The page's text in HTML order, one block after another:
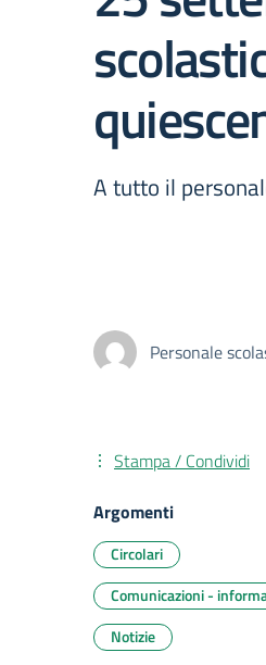
A tutto il
Personale
Stampa / Condividi
Argomenti
Circolari
Comunicazioni -
Notizie